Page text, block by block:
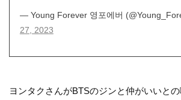
— Young Forever 영포에버
27, 2023
ヨンタクさんがBTSのジンと仲がいいと